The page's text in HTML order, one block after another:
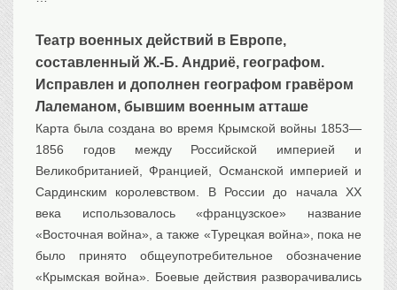
Медицина
Оружие, военная
Выставочные экспонаты XVI-XIXв.
Досуг
Разное
Театр военных действий в Европе,
составленный Ж.-Б. Андриё, географом.
Исправлен и дополнен географом гравёром
Лалеманом, бывшим военным атташе
Карта была создана во время Крымской войны 1853—
1856 годов между Российской империей и
Великобританией, Францией, Османской империей и
Сардинским королевством. В России до начала XX
века использовалось «французское» название
«Восточная война», а также «Турецкая война», пока не
было принято общеупотребительное обозначение
«Крымская война». Боевые действия разворачивались